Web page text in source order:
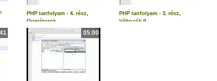
PHP tanfolyam - 4. rész,
Operátorok
PHP tanfolyam - 3. rész,
Változók II.
05:00